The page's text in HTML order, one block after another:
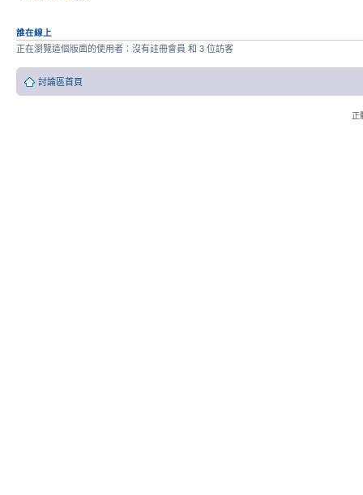
誰在線上
正在瀏覽這個版面的使用者：沒有註冊會員 和 3 位訪客
討論區首頁
正